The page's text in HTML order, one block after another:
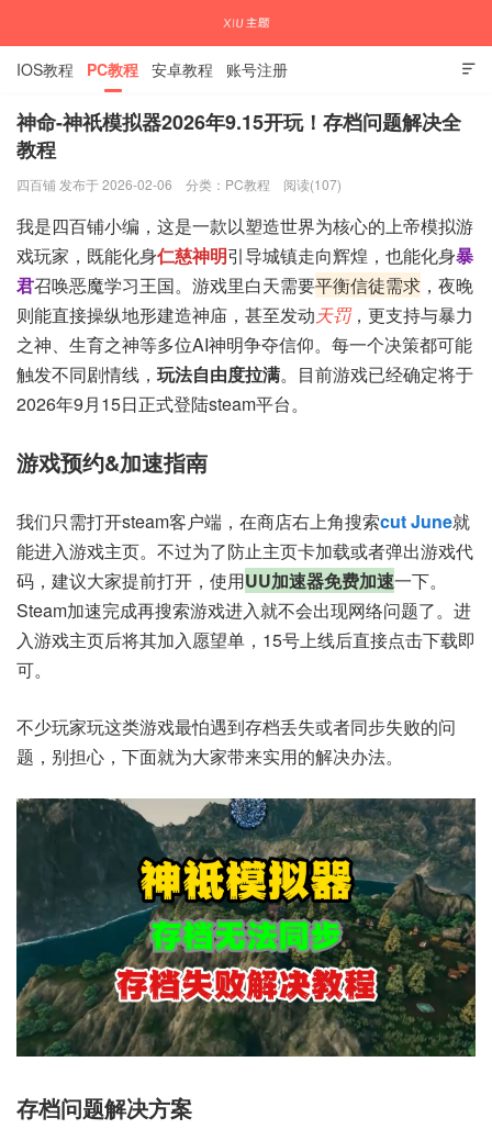
国内外APP下载注册教程

IOS教程 PC教程 安卓教程 账号注册
神命-神祇模拟器2026年9.15开玩！存档问题解决全
教程
四百铺 发布于 2026-02-06 分类： PC教程 阅读(107)
我是四百铺小编，这是一款以塑造世界为核心的上帝模拟游
戏玩家，既能化身仁慈神明引导城镇走向辉煌，也能化身暴
君召唤恶魔学习王国。游戏里白天需要平衡信徒需求 ，夜晚
则能直接操纵地形建造神庙，甚至发动天罚，更支持与暴力
之神、生育之神等多位AI神明争夺信仰。每一个决策都可能
触发不同剧情线， 玩法自由度拉满。目前游戏已经确定将于
2026年9月15日正式登陆steam平台。
游戏预约&加速指南
我们只需打开steam客户端，在商店右上角搜索cut June就
能进入游戏主页。不过为了防止主页卡加载或者弹出游戏代
码，建议大家提前打开，使用UU加速器免费加速一下。
Steam加速完成再搜索游戏进入就不会出现网络问题了。进
入游戏主页后将其加入愿望单，15号上线后直接点击下载即
可。
不少玩家玩这类游戏最怕遇到存档丢失或者同步失败的问
题，别担心，下面就为大家带来实用的解决办法。
存档问题解决方案